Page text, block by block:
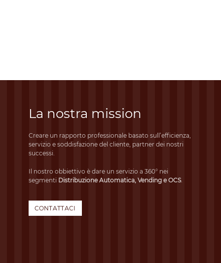
La nostra mission
Creare un rapporto professionale basato sull’efficienza,
servizio e soddisfazione del cliente, partner dei nostri
successi.
Il nostro obbiettivo è dare un servizio a 360° nei
segmenti Distribuzione Automatica, Vending e OCS.
CONTATTACI